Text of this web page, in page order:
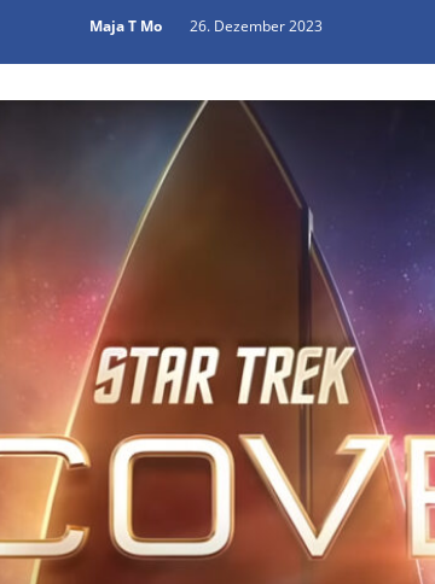
Maja T Mo 26. Dezember 2023